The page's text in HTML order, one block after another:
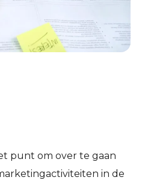
punt om over te gaan
in de